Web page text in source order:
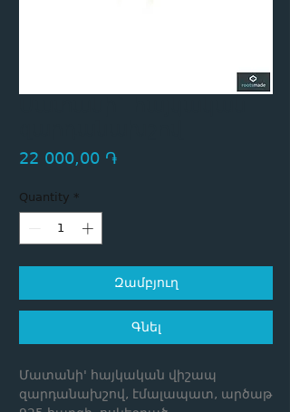
22 000,00 ֏Price
Quantity *
Զամբյուղ
Գնել
Մատանի' հայկական վիշապ
զարդանախշով, էմալապատ, արծաթ